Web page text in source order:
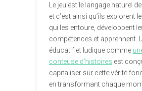
Le jeu est le langage naturel
et c’est ainsi qu’ils explorent
qui les entoure, développent
compétences et apprennent.
éducatif et ludique comme
conteuse d’histoires est
capitaliser sur cette vérité
en transformant chaque